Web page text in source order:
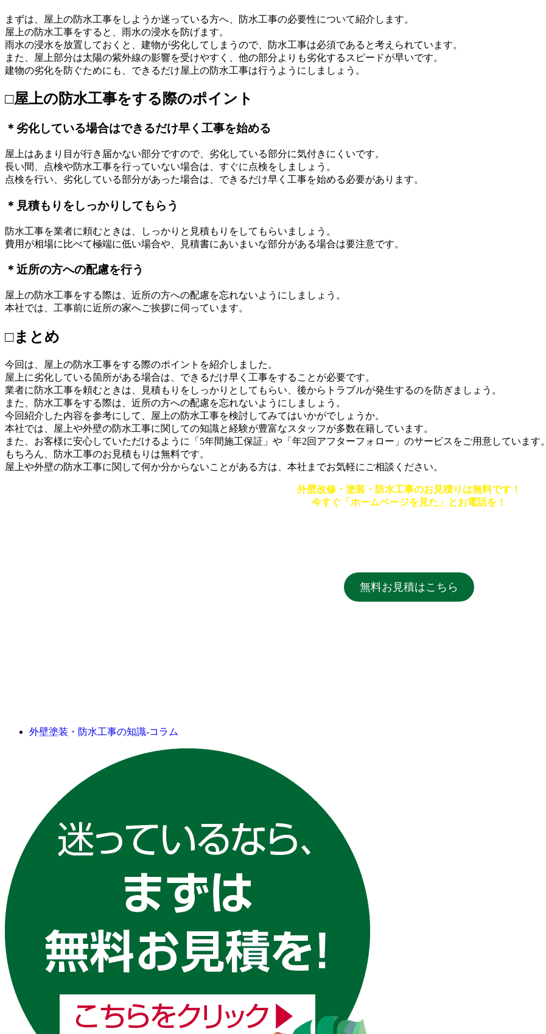
まずは、屋上の防水工事をしようか迷っている方へ、防水工事の必要性について紹介します。
屋上の防水工事をすると、雨水の浸水を防げます。
雨水の浸水を放置しておくと、建物が劣化してしまうので、防水工事は必須であると考えられています。
また、屋上部分は太陽の紫外線の影響を受けやすく、他の部分よりも劣化するスピードが早いです。
建物の劣化を防ぐためにも、できるだけ屋上の防水工事は行うようにしましょう。
□屋上の防水工事をする際のポイント
＊劣化している場合はできるだけ早く工事を始める
屋上はあまり目が行き届かない部分ですので、劣化している部分に気付きにくいです。
長い間、点検や防水工事を行っていない場合は、すぐに点検をしましょう。
点検を行い、劣化している部分があった場合は、できるだけ早く工事を始める必要があります。
＊見積もりをしっかりしてもらう
防水工事を業者に頼むときは、しっかりと見積もりをしてもらいましょう。
費用が相場に比べて極端に低い場合や、見積書にあいまいな部分がある場合は要注意です。
＊近所の方への配慮を行う
屋上の防水工事をする際は、近所の方への配慮を忘れないようにしましょう。
本社では、工事前に近所の家へご挨拶に伺っています。
□まとめ
今回は、屋上の防水工事をする際のポイントを紹介しました。
屋上に劣化している箇所がある場合は、できるだけ早く工事をすることが必要です。
業者に防水工事を頼むときは、見積もりをしっかりとしてもらい、後からトラブルが発生するのを防ぎましょう。
また、防水工事をする際は、近所の方への配慮を忘れないようにしましょう。
今回紹介した内容を参考にして、屋上の防水工事を検討してみてはいかがでしょうか。
本社では、屋上や外壁の防水工事に関しての知識と経験が豊富なスタッフが多数在籍しています。
また、お客様に安心していただけるように「5年間施工保証」や「年2回アフターフォロー」のサービスをご用意しています。
もちろん、防水工事のお見積もりは無料です。
屋上や外壁の防水工事に関して何か分からないことがある方は、本社までお気軽にご相談ください。
外壁改修・塗装・防水工事のお見積りは無料です！
今すぐ「ホームページを見た」とお電話を！
無料お見積はこちら
外壁塗装・防水工事の知識‐コラム